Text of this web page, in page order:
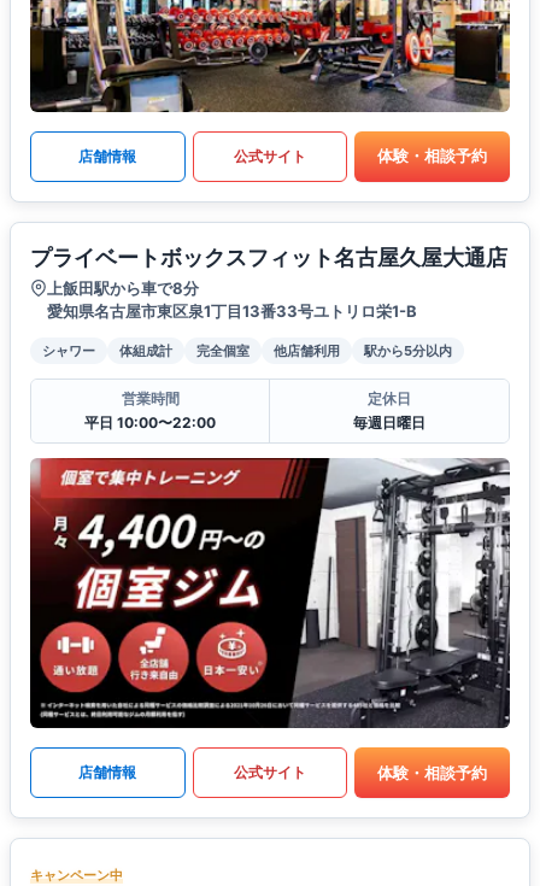
店舗情報 公式サイト 体験・相談予約
プライベートボックスフィット名古屋久屋大通店
上飯田駅から車で8分
愛知県名古屋市東区泉1丁目13番33号ユトリロ栄1-B
シャワー 体組成計 完全個室 他店舗利用 駅から5分以内
営業時間
平日 10:00〜22:00
定休日
毎週日曜日
店舗情報 公式サイト 体験・相談予約
キャンペーン中